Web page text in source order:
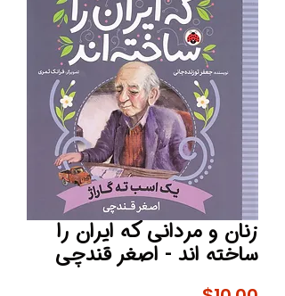
زنان و مردانی که ایران را
ساخته اند - اصغر قندچی